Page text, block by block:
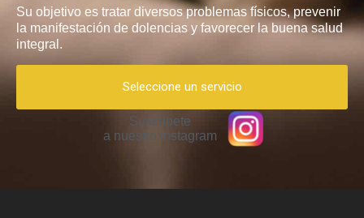
Su objetivo es tratar diversos problemas físicos, prevenir
la manifestación de dolencias y favorecer la buena salud
integral.
Seleccione un servicio
Suscríbete
a nuestro instagram